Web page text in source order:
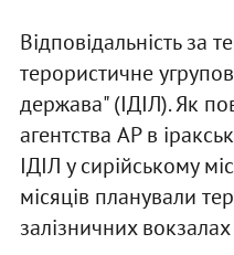
Відповідальність за
терористичне
держава" (ІДІЛ). Як
агентства AP в
ІДІЛ у сирійському
місяців планували
залізничних